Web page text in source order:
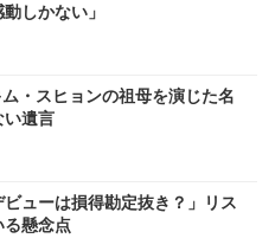
しかない」
ム・スヒョンの祖母を演じた名
い遺言
ューは損得勘定抜き？」リス
る懸念点